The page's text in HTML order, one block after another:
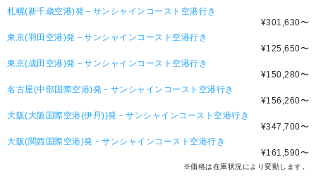
札幌(新千歳空港)発－サンシャインコースト空港行き
¥301,630〜
東京(羽田空港)発－サンシャインコースト空港行き
¥125,650〜
東京(成田空港)発－サンシャインコースト空港行き
¥150,280〜
名古屋(中部国際空港)発－サンシャインコースト空港行き
¥156,260〜
大阪(大阪国際空港(伊丹))発－サンシャインコースト空港行き
¥347,700〜
大阪(関西国際空港)発－サンシャインコースト空港行き
¥161,590〜
※価格は在庫状況により変動します。